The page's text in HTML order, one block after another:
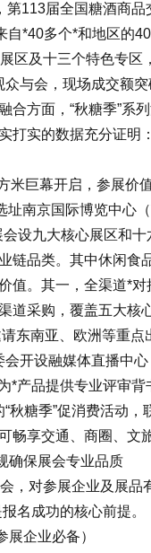
第113届全国糖酒商品
自*40多个*和地区的
区及十三个特色专区
众与会，现场成交额
合方面，“秋糖季”系
打实的数据充分证
米巨幕开启，参展价
址南京国际博览中心
设九大核心展区和
链品类。其中休闲食
值。其一，全渠道*
道采购，覆盖五大核
东南亚、欧洲等重
开设融媒体直播中
*产品提供专业评审
秋糖季”促消费活动
畅享交通、商圈、文
确保展会专业品质
，对参展企业及展品
名成功的核心前提。
展企业必备）